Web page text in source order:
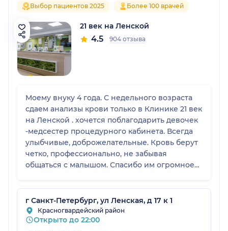
Выбор пациентов 2025 Более 100 врачей
21 век на Ленской
4.5 904 отзыва
Моему внуку 4 года. С недельного возраста
сдаем анализы крови только в Клинике 21 век
на Ленской . хочется поблагодарить девочек
-медсестер процедурного кабинета. Всегда
улыбчивые, доброжелательные. Кровь берут
четко, профессионально, не забывая
общаться с малышом. Спасибо им огромное
г Санкт-Петербург, ул Ленская, д 17 к 1
Красногвардейский район
Открыто до 22:00